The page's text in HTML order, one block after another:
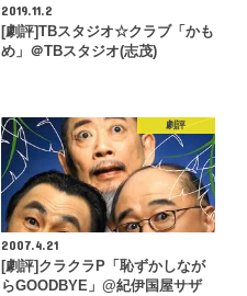
2019.11.2
[劇評]TBスタジオ☆クラブ「かも
め」＠TBスタジオ(志茂)
劇評
2007.4.21
[劇評]クラクラP「恥ずかしなが
らGOODBYE」@紀伊国屋サザ